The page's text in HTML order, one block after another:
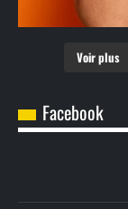
Voir plus
Facebook